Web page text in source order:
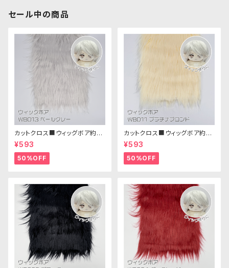
セール中の商品
カットクロス■ウィッグボア約8c
m(ペールグレー)WB013 ボア
生地 25cm × 45cm
¥593
50%OFF
カットクロス■ウィッグボア約8c
m(プラチナブロンド)WB011 ボ
ア生地 25cm × 45cm
¥593
50%OFF